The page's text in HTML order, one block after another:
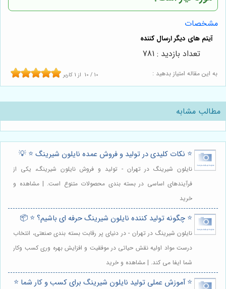
مشخصات
به این مقاله امتیاز بدهید : 10 / 10 از 1 کاربر
تعداد بازدید : 781
مطالب مشابه
⭐️ نکات کلیدی در تولید و فروش عمده نایلون شیرینگ ⭐️ 💡
نایلون شیرینگ در تهران - تولید و فروش نایلون شیرینگ، یکی از
فرآیندهای اساسی در بسته بندی محصولات متنوع است. | مشاهده و
خرید
⭐️ چگونه تولید کننده نایلون شیرینگ حرفه ای باشیم؟ ⭐️ 📦
نایلون شیرینگ در تهران - در دنیای پر رقابت بسته بندی صنعتی، انتخاب
درست مواد اولیه نقش حیاتی در موفقیت و افزایش بهره وری کسب وکار
شما ایفا می کند. | مشاهده و خرید
⭐️ آموزش عملی تولید نایلون شیرینگ برای کسب و کار شما ⭐️